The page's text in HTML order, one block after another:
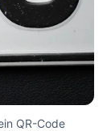
QR-Code